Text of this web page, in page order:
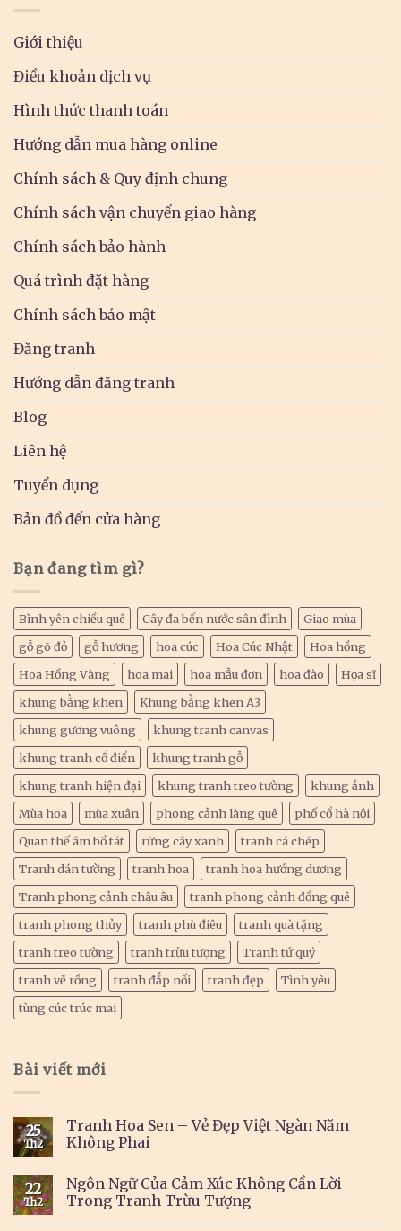
Giới thiệu
Điều khoản dịch vụ
Hình thức thanh toán
Hướng dẫn mua hàng online
Chính sách & Quy định chung
Chính sách vận chuyển giao hàng
Chính sách bảo hành
Quá trình đặt hàng
Chính sách bảo mật
Đăng tranh
Hướng dẫn đăng tranh
Blog
Liên hệ
Tuyển dụng
Bản đồ đến cửa hàng
Bạn đang tìm gì?
Bình yên chiều quê Cây đa bến nước sân đình
Giao mùa
gỗ gõ đỏ
gỗ hương hoa cúc Hoa Cúc Nhật
Hoa hồng
Hoa Hồng Vàng
hoa mai hoa mẫu đơn hoa đào
Họa sĩ
khung bằng khen
Khung bằng khen A3
khung gương vuông
khung tranh canvas
khung tranh cổ điển
khung tranh gỗ
khung tranh hiện đại
khung tranh treo tường
khung ảnh
Mùa hoa
mùa xuân phong cảnh làng quê
phố cổ hà nội
Quan thế âm bồ tát
rừng cây xanh
tranh cá chép
Tranh dán tường
tranh hoa
tranh hoa hướng dương
Tranh phong cảnh châu âu
tranh phong cảnh đồng quê
tranh phong thủy
tranh phù điêu
tranh quà tặng
tranh treo tường
tranh trừu tượng
Tranh tứ quý
tranh vẽ rồng
tranh đắp nổi tranh đẹp
Tình yêu
tùng cúc trúc mai
Bài viết mới
25
Th2
Tranh Hoa Sen – Vẻ Đẹp Việt Ngàn Năm
Không Phai
22
Th2
Ngôn Ngữ Của Cảm Xúc Không Cần Lời
Trong Tranh Trừu Tượng